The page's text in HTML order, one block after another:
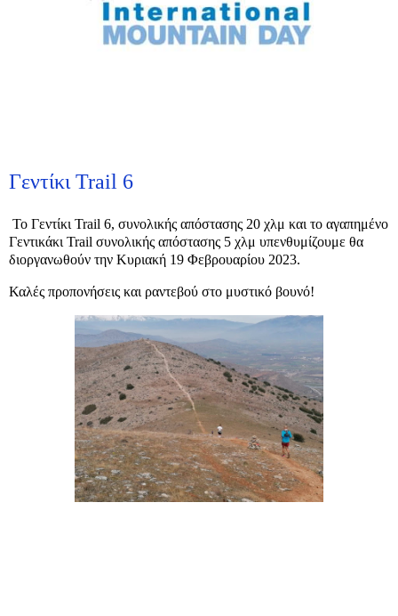
Γεντίκι Trail 6
Το Γεντίκι Trail 6, συνολικής απόστασης 20 χλμ και το αγαπημένο
Γεντικάκι Trail συνολικής απόστασης 5 χλμ υπενθυμίζουμε θα
διοργανωθούν την Κυριακή 19 Φεβρουαρίου 2023.
Καλές προπονήσεις και ραντεβού στο μυστικό βουνό!